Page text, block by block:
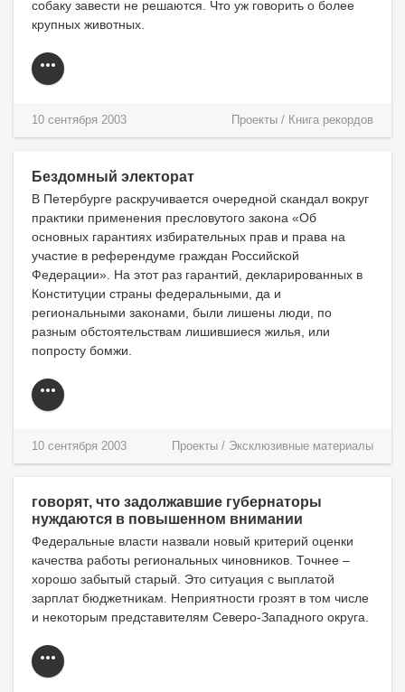
собаку завести не решаются. Что уж говорить о более
крупных животных.
Проекты / Книга рекордов
10 сентября 2003
Бездомный электорат
В Петербурге раскручивается очередной скандал вокруг
практики применения пресловутого закона «Об
основных гарантиях избирательных прав и права на
участие в референдуме граждан Российской
Федерации». На этот раз гарантий, декларированных в
Конституции страны федеральными, да и
региональными законами, были лишены люди, по
разным обстоятельствам лишившиеся жилья, или
попросту бомжи.
Проекты / Эксклюзивные материалы
10 сентября 2003
говорят, что задолжавшие губернаторы
нуждаются в повышенном внимании
Федеральные власти назвали новый критерий оценки
качества работы региональных чиновников. Точнее –
хорошо забытый старый. Это ситуация с выплатой
зарплат бюджетникам. Неприятности грозят в том числе
и некоторым представителям Северо-Западного округа.